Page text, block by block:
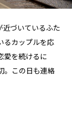
近づいているふた
るカップルを応
愛を続けるに
。この日も連絡